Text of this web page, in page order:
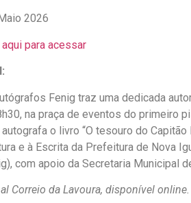
2026
para acessar
Fenig traz uma dedicada
na praça de eventos do primeiro
o livro “O tesouro do
e à Escrita da Prefeitura de Nova
com apoio da Secretaria Municipal
Correio da Lavoura, disponível online.